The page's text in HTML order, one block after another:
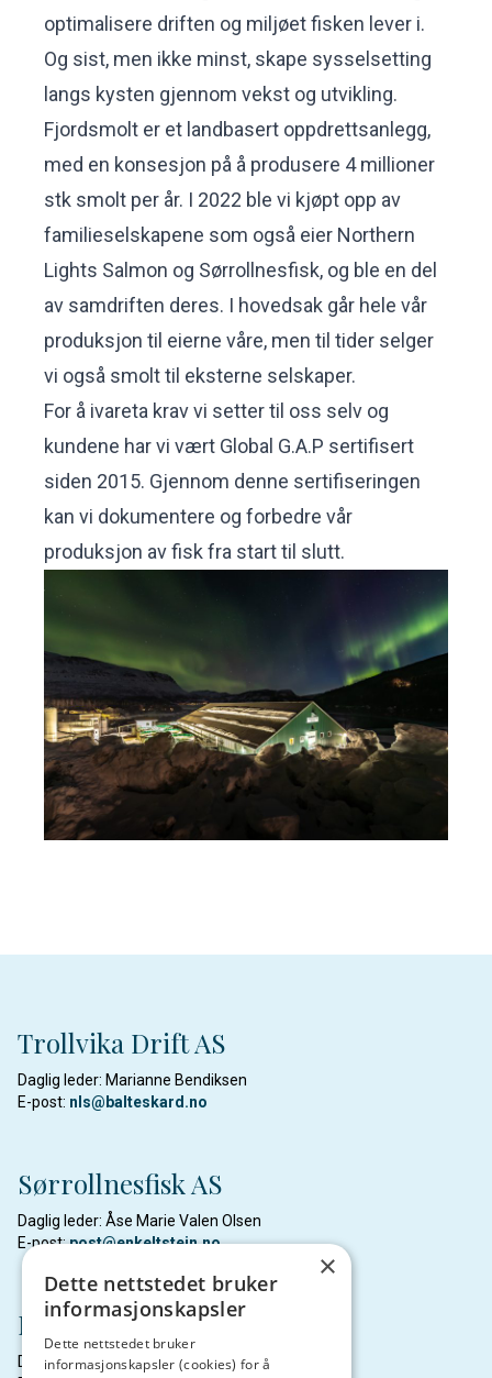
optimalisere driften og miljøet fisken lever i.
Og sist, men ikke minst, skape sysselsetting
langs kysten gjennom vekst og utvikling.
Fjordsmolt er et landbasert oppdrettsanlegg,
med en konsesjon på å produsere 4 millioner
stk smolt per år. I 2022 ble vi kjøpt opp av
familieselskapene som også eier Northern
Lights Salmon og Sørrollnesfisk, og ble en del
av samdriften deres. I hovedsak går hele vår
produksjon til eierne våre, men til tider selger
vi også smolt til eksterne selskaper.
For å ivareta krav vi setter til oss selv og
kundene har vi vært Global G.A.P sertifisert
siden 2015. Gjennom denne sertifiseringen
kan vi dokumentere og forbedre vår
produksjon av fisk fra start til slutt.
Trollvika Drift AS
Daglig leder: Marianne Bendiksen
E-post: nls@balteskard.no
Sørrollnesfisk AS
Daglig leder: Åse Marie Valen Olsen
E-post:post@enkeltstein.no
Northern Lights Salmon AS
Daglig leder: Marianne Bendiksen
×
Dette nettstedet bruker
informasjonskapsler
Dette nettstedet bruker
informasjonskapsler (cookies) for å